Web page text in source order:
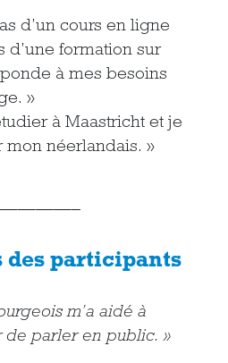
d’un cours en ligne
d’une formation sur
à mes besoins
»
à Maastricht et je
mon néerlandais. »
des participants
m’a aidé à
de parler en public. »